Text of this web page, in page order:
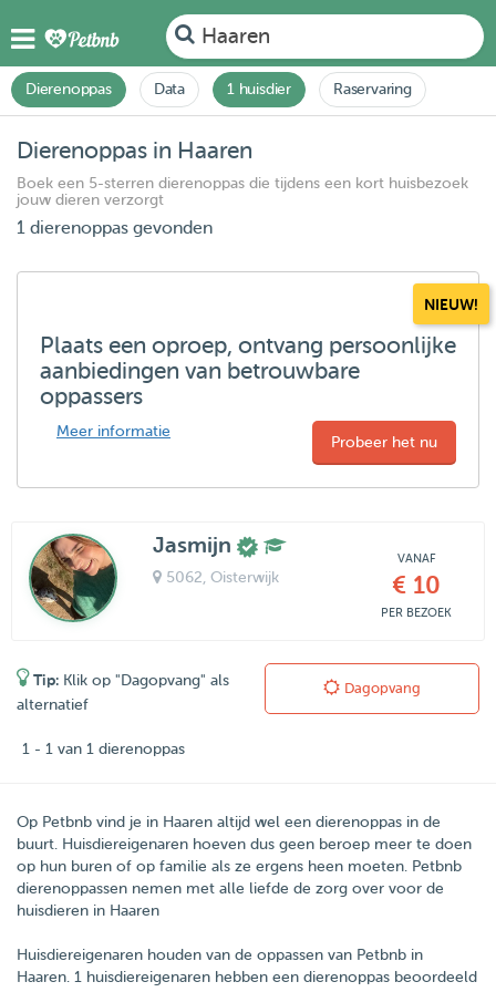
Haaren
Dierenoppas Data 1 huisdier Raservaring
Dierenoppas in Haaren
Boek een 5-sterren dierenoppas die tijdens een kort huisbezoek
jouw dieren verzorgt
1 dierenoppas gevonden
NIEUW!
Plaats een oproep, ontvang persoonlijke
aanbiedingen van betrouwbare
oppassers
Meer informatie
Probeer het nu
Jasmijn
5062 , Oisterwijk
VANAF
€ 10
PER BEZOEK
Tip: Klik op "Dagopvang" als
alternatief
Dagopvang
1 - 1 van 1 dierenoppas
Op Petbnb vind je in Haaren altijd wel een dierenoppas in de
buurt. Huisdiereigenaren hoeven dus geen beroep meer te doen
op hun buren of op familie als ze ergens heen moeten. Petbnb
dierenoppassen nemen met alle liefde de zorg over voor de
huisdieren in Haaren
Huisdiereigenaren houden van de oppassen van Petbnb in
Haaren. 1 huisdiereigenaren hebben een dierenoppas beoordeeld